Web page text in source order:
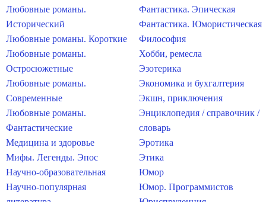
Любовные романы.
Исторический
Любовные романы. Короткие
Любовные романы.
Остросюжетные
Любовные романы.
Современные
Любовные романы.
Фантастические
Медицина и здоровье
Мифы. Легенды. Эпос
Научно-образовательная
Научно-популярная
Фантастика. Эпическая
Фантастика. Юмористическая
Философия
Хобби, ремесла
Эзотерика
Экономика и бухгалтерия
Экшн, приключения
Энциклопедия / справочник /
словарь
Эротика
Этика
Юмор
Юмор. Программистов